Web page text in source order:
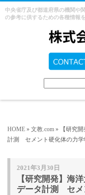
中央省庁及び都道府県の機関や
の参考に供するための各種情報
HOME » 文教.com » 【研究
計測 セメント硬化体の力学
2021年3月30日
【研究開発】海
データ計測 セメ